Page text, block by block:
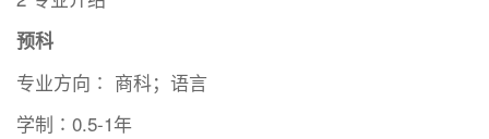
预科
专业方向∶ 商科；语言
学制∶0.5-1年